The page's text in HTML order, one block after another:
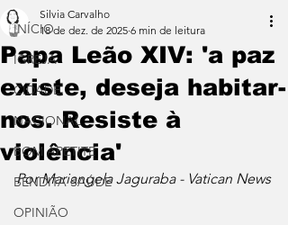
INÍCIO
IGREJA
CIDADE
NACIONAL
BOM APETITE
BENDITA SAÚDE
OPINIÃO
Papa Leão XIV: 'a paz
existe, deseja habitar-
nos. Resiste à
violência'
Silvia Carvalho
18 de dez. de 2025 6 min de leitura
Por Mariangela Jaguraba - Vatican News